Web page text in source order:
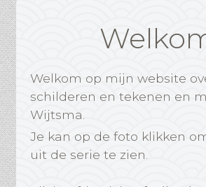
Welkom op mijn website
schilderen en tekenen en
Wijtsma.
Je kan op de foto klikken
uit de serie te zien.